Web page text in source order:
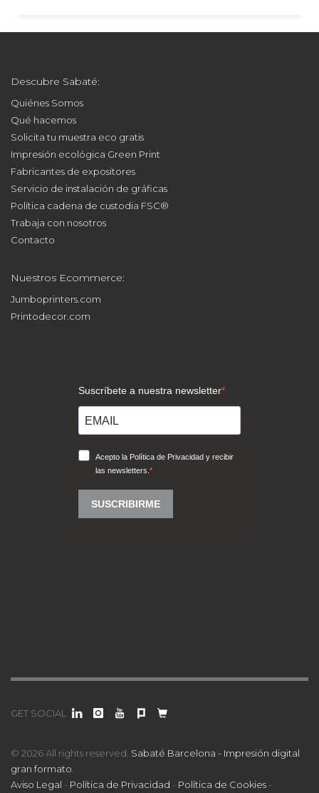
Descubre Sabaté:
Quiénes Somos
Qué hacemos
Solicita tu muestra eco gratis
Impresión ecológica Green Print
Fabricantes de expositores
Servicio de instalación de gráficas
Política cadena de custodia FSC®
Trabaja con nosotros
Contacto
Nuestros Ecommerce:
Jumboprinters.com
Printodecor.com
GET SOCIAL
© 2026 All rights reserved. Sabaté Barcelona - Impresión digital
gran formato
Aviso Legal - Política de Privacidad - Política de Cookies -